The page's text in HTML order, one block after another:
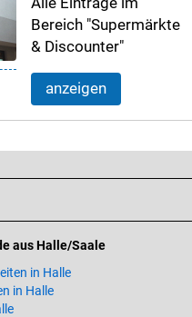
Bereich "Supermärkte
& Discounter"
anzeigen
aus Halle/Saale
in Halle
in Halle